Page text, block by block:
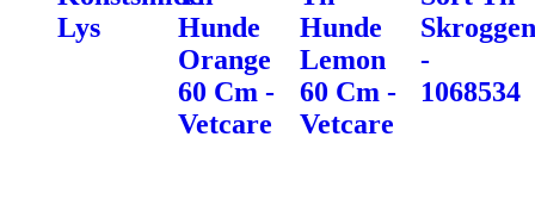
Lys
Hunde
Orange
60 Cm -
Vetcare
Hunde
Lemon
60 Cm -
Vetcare
-
1068534